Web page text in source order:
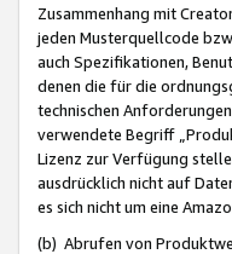
Zusammenhang mit
jeden Musterquellcode
auch Spezifikationen,
denen die für die
technischen
verwendete Begriff
Lizenz zur Verfügung
ausdrücklich nicht auf
es sich nicht um eine
(b) Abrufen von